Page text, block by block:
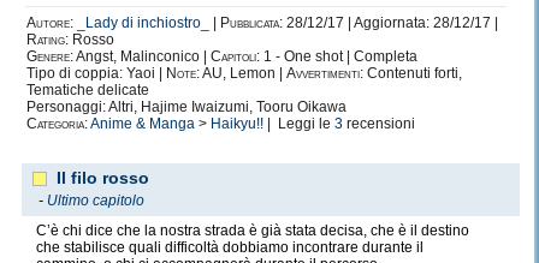
Autore:
_Lady di inchiostro_ Pubblicata: 28/12/17 | Aggiornata: 28/12/17 |
Rating: Rosso
Genere:Angst, Malinconico | Capitoli: 1 - One shot | Completa
Tipo di coppia: Yaoi |
Note:AU, Lemon | Avvertimenti: Contenuti forti,
Tematiche delicate
Personaggi: Altri, Hajime Iwaizumi, Tooru Oikawa
Categoria:Anime & Manga > Haikyu!! | Leggi le 3 recensioni
Il filo rosso
- Ultimo capitolo
C’è chi dice che la nostra strada è già stata decisa, che è il destino
che stabilisce quali difficoltà dobbiamo incontrare durante il